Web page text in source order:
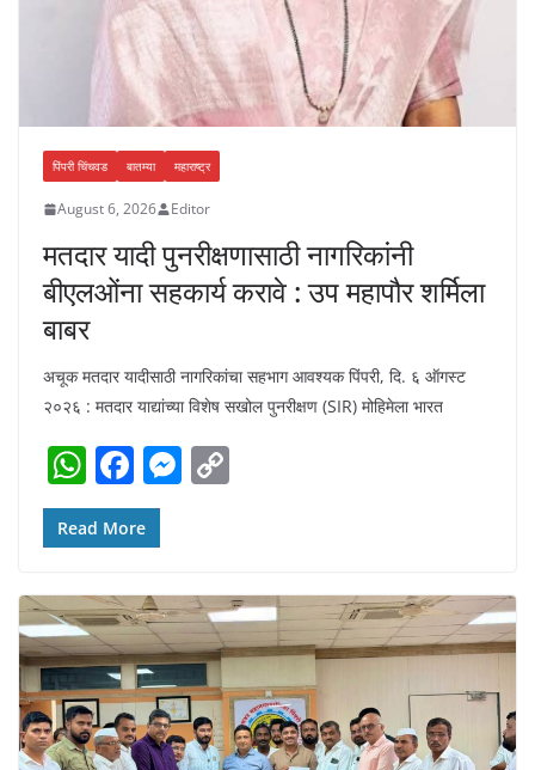
पिंपरी चिंचवड बातम्या महाराष्ट्र
August 6, 2026 Editor
मतदार यादी पुनरीक्षणासाठी नागरिकांनी
बीएलओंना सहकार्य करावे : उप महापौर शर्मिला
बाबर
अचूक मतदार यादीसाठी नागरिकांचा सहभाग आवश्यक पिंपरी, दि. ६ ऑगस्ट
२०२६ : मतदार याद्यांच्या विशेष सखोल पुनरीक्षण (SIR) मोहिमेला भारत
W
h
at
A
p
p
F
a
c
b
o
o
k
M
n
g
er
Li
n
k
Read More